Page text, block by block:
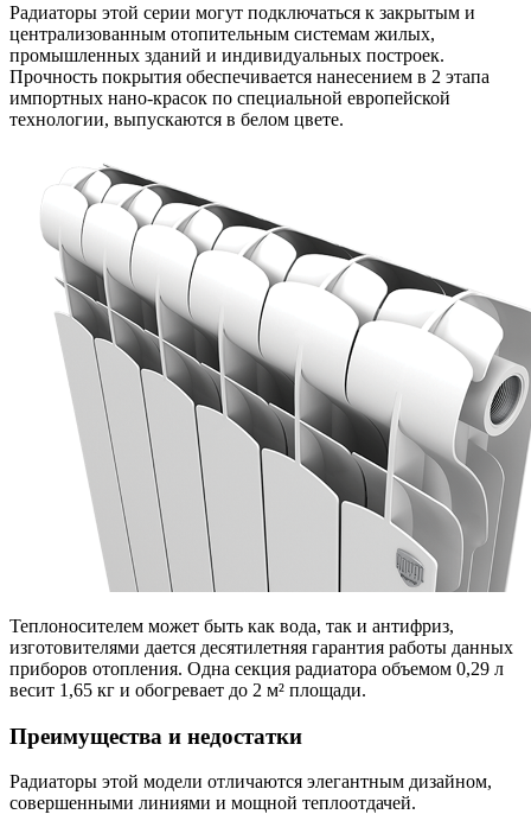
Радиаторы этой серии могут подключаться к закрытым и
централизованным отопительным системам жилых,
промышленных зданий и индивидуальных построек.
Прочность покрытия обеспечивается нанесением в 2 этапа
импортных нано-красок по специальной европейской
технологии, выпускаются в белом цвете.
Теплоносителем может быть как вода, так и антифриз,
изготовителями дается десятилетняя гарантия работы данных
приборов отопления. Одна секция радиатора объемом 0,29 л
весит 1,65 кг и обогревает до 2 м² площади.
Преимущества и недостатки
Радиаторы этой модели отличаются элегантным дизайном,
совершенными линиями и мощной теплоотдачей.